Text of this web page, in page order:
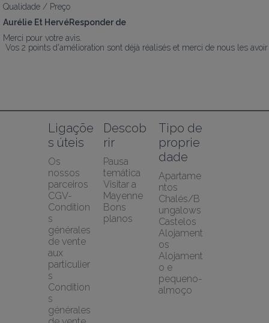
Qualidade / Preço
Aurélie Et HervéResponder de
Merci pour votre avis.
Vos 2 points d'amélioration sont déjà réalisés et merci de nous les
Ligaçõe
s úteis
Os
nossos
parceiros
CGV-
Condition
s
générales
de vente
aux
particulier
s
Condition
s
générales
Descob
rir
Pausa
temática
Visitar a
Mayenne
Bons
planos
Tipo de
proprie
dade
Apartame
ntos
Chalés/B
ungalows
Castelos
Alojament
os
Alojament
o e
pequeno-
almoço